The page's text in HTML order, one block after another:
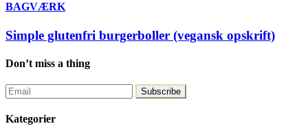
BAGVÆRK
Simple glutenfri burgerboller (vegansk opskrift)
Don’t miss a thing
Kategorier